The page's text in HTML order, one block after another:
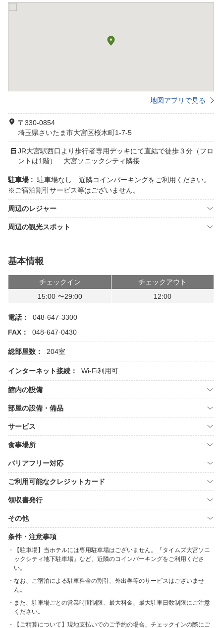
地図アプリで見る
〒330-0854
埼玉県さいたま市大宮区桜木町1-7-5
JR大宮駅西口より歩行者専用デッキにて直結で徒歩３分（フロ
ントは1階） 大宮ソニックシティ隣接
駐車場 : 駐車場なし 近隣コインパーキングをご利用ください。
※ご宿泊割引サービス等はございません。
周辺のレジャー
周辺の観光スポット
基本情報
チェックイン
チェックアウト
15:00 〜29:00
12:00
電話：
048-647-3300
FAX：
048-647-0430
総部屋数： 204室
インターネット接続： Wi-Fi利用可
館内の設備
部屋の設備・備品
サービス
食事場所
バリアフリー対応
ご利用可能なクレジットカード
領収書発行
その他
条件・注意事項
【駐車場】当ホテルには専用駐車場はございません。『タイムズ大宮ソニ
ックシティ地下駐車場』など、近隣のコインパーキングをご利用くださ
い。
なお、ご宿泊による駐車料金の割引、外出券等のサービスはございませ
ん。
また、駐車場ごとの営業時間制限、最大料金、最大駐車日数制限にご注意
ください。
【ご精算について】現地支払いでのご予約の場合、チェックインの際にご